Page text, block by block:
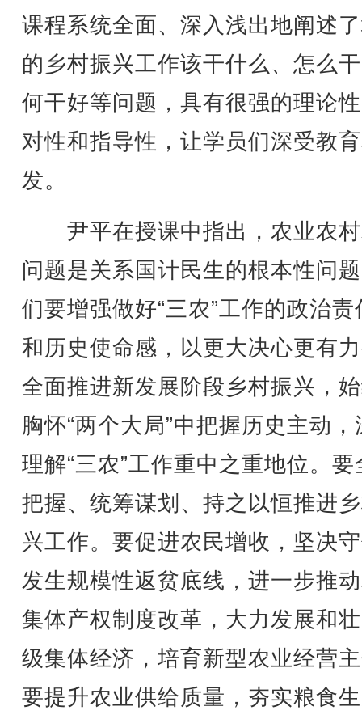
课程系统全面、深入浅出地阐述
的乡村振兴工作该干什么、怎么
何干好等问题，具有很强的理论
对性和指导性，让学员们深受教
发。
尹平在授课中指出，农业农
问题是关系国计民生的根本性问
们要增强做好“三农”工作的政治责
和历史使命感，以更大决心更有
全面推进新发展阶段乡村振兴，
胸怀“两个大局”中把握历史主动，
理解“三农”工作重中之重地位。要
把握、统筹谋划、持之以恒推进
兴工作。要促进农民增收，坚决
发生规模性返贫底线，进一步推
集体产权制度改革，大力发展和
级集体经济，培育新型农业经营
要提升农业供给质量，夯实粮食